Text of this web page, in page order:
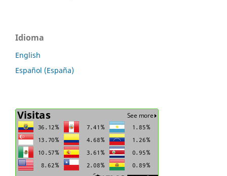
Idioma
English
Español (España)